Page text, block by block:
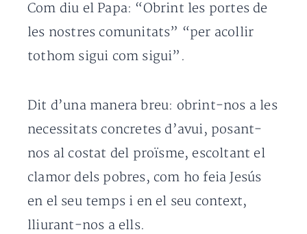
Com diu el Papa: “Obrint les portes de
les nostres comunitats” “per acollir
tothom sigui com sigui”.
Dit d’una manera breu: obrint-nos a les
necessitats concretes d’avui, posant-
nos al costat del proïsme, escoltant el
clamor dels pobres, com ho feia Jesús
en el seu temps i en el seu context,
lliurant-nos a ells.